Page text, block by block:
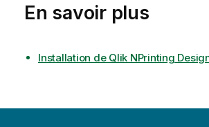
En savoir plus
Installation de Qlik NPrinting